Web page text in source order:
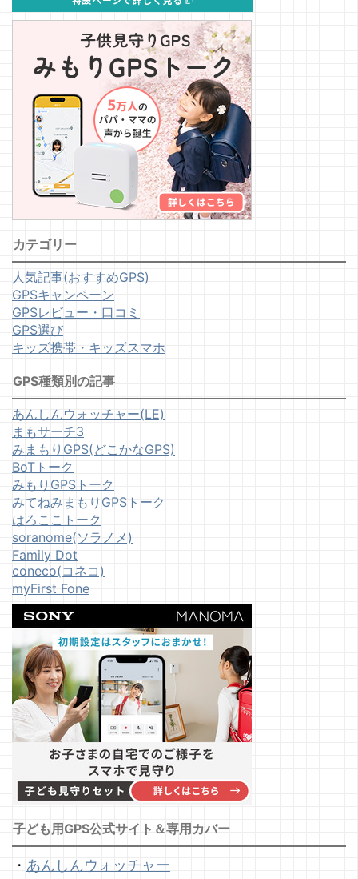
カテゴリー
人気記事(おすすめGPS)
GPSキャンペーン
GPSレビュー・口コミ
GPS選び
キッズ携帯・キッズスマホ
GPS種類別の記事
あんしんウォッチャー(LE)
まもサーチ3
みまもりGPS(どこかなGPS)
BoTトーク
みもりGPSトーク
みてねみまもりGPSトーク
はろここトーク
soranome(ソラノメ)
Family Dot
coneco(コネコ)
myFirst Fone
子ども用GPS公式サイト＆専用カバー
・ あんしんウォッチャー